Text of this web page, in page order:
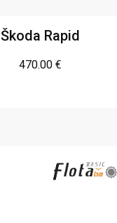
Škoda Rapid
470.00 €